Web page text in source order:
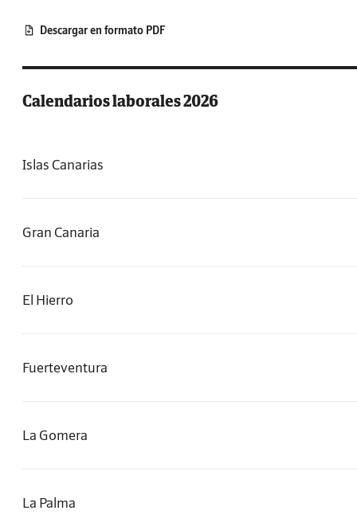
Descargar en formato PDF
Calendarios laborales 2026
Islas Canarias
Gran Canaria
El Hierro
Fuerteventura
La Gomera
La Palma